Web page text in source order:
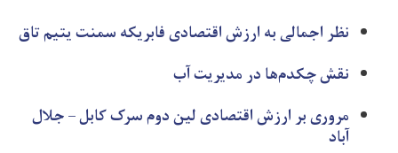
نظر اجمالی به ارزش اقتصادی فابریکه سمنت یتیم تاق
نقش چکدم‌ها در مدیریت آب
مروری بر ارزش اقتصادی لین دوم سرک کابل – جلال
آباد